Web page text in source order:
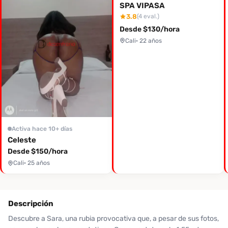
Activa hace 10+ días
Celeste
Desde $150/hora
Cali· 25 años
SPA VIPASA
3.8(4 eval.)
Desde $130/hora
Cali· 22 años
Descripción
Descubre a Sara, una rubia provocativa que, a pesar de sus fotos,